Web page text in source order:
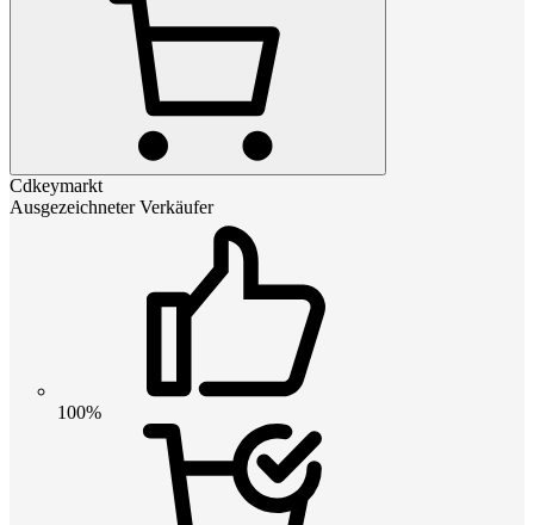
Cdkeymarkt
Ausgezeichneter Verkäufer
100%